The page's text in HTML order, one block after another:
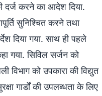
दर्ज करने का आदेश दिया.
सुनिश्चित करने तथा
दिया गया. साथ ही पहले
गया. सिविल सर्जन को
को उपकारा की विद्युत
गार्डों की उपलब्धता के लिए